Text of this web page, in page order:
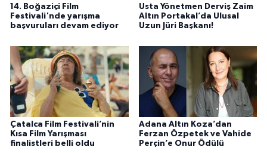
14. Boğaziçi Film
Festivali'nde yarışma
başvuruları devam ediyor
Usta Yönetmen Derviş Zaim
Altın Portakal’da Ulusal
Uzun Jüri Başkanı!
Çatalca Film Festivali’nin
Kısa Film Yarışması
finalistleri belli oldu
Adana Altın Koza’dan
Ferzan Özpetek ve Vahide
Perçin’e Onur Ödülü